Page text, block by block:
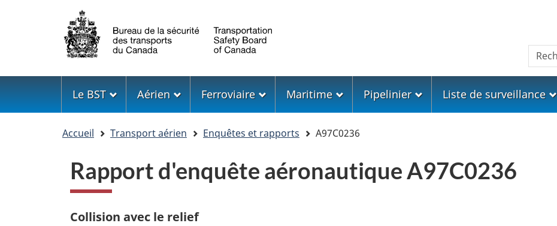
Sélection
de
la
langue
Menu
Le BST Aérien Ferroviaire Maritime Pipelinier Liste de surveillance
Accueil Transport aérien Enquêtes et rapports A97C0236
Rapport d'enquête aéronautique A97C0236
Collision avec le relief